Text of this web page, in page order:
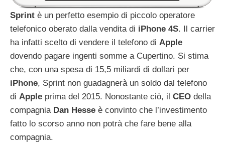
Sprint è un perfetto esempio di piccolo operatore
telefonico oberato dalla vendita di iPhone 4S. Il carrier
ha infatti scelto di vendere il telefono di Apple
dovendo pagare ingenti somme a Cupertino. Si stima
che, con una spesa di 15,5 miliardi di dollari per
iPhone, Sprint non guadagnerà un soldo dal telefono
di Apple prima del 2015. Nonostante ciò, il CEO della
compagnia Dan Hesse è convinto che l’investimento
fatto lo scorso anno non potrà che fare bene alla
compagnia.